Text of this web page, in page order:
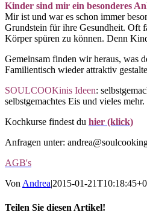
Kinder sind mir ein besonderes
Mir ist und war es schon immer
Grundstein für ihre Gesundheit. Oft
Körper spüren zu können. Denn
Gemeinsam finden wir heraus, was
Familientisch wieder attraktiv
SOULCOOKinis Ideen:
selbstgemachtes Eis und vieles mehr.
Kochkurse findest du hier (klick)
Anfragen unter:
AGB's
VonAndrea|2015-01-
Teilen Sie diesen Artikel!